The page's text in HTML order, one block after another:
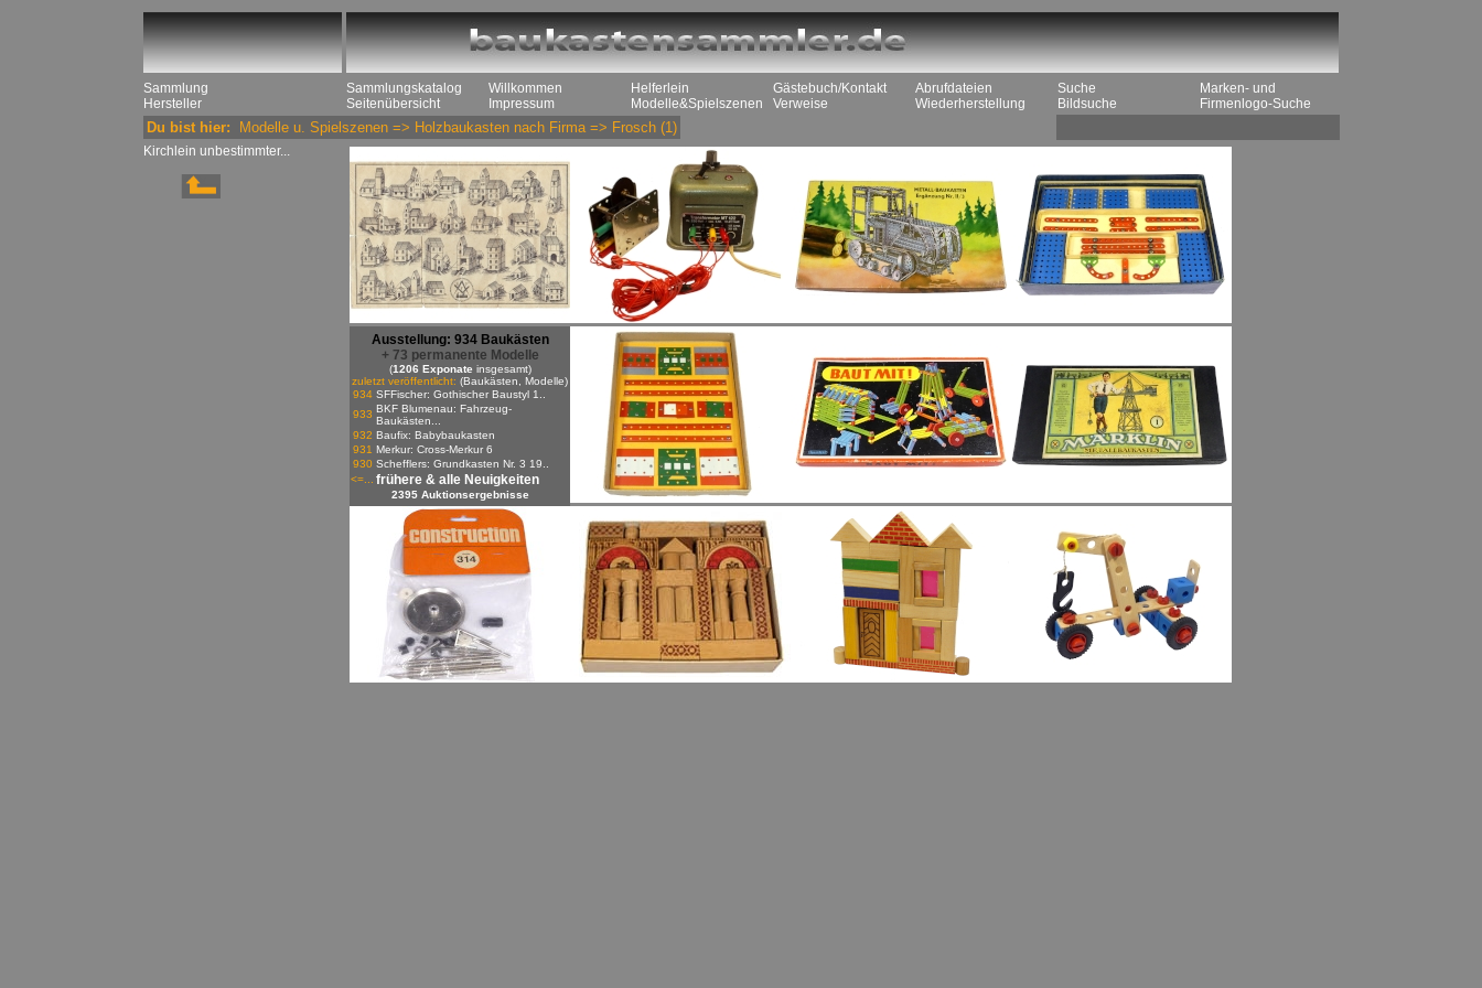
Sammlung
Hersteller
Sammlungskatalog
Seitenübersicht
Willkommen
Impressum
Helferlein
Modelle&Spielszenen
Gästebuch/Kontakt
Verweise
Abrufdateien
Wiederherstellung
Suche
Bildsuche
Marken- und
Firmenlogo-Suche
Du bist hier: Modelle u. Spielszenen => Holzbaukasten nach Firma => Frosch (1)
Kirchlein unbestimmter...
Ausstellung: 934 Baukästen
+ 73 permanente Modelle
(1206 Exponate insgesamt)
zuletzt veröffentlicht: (Baukästen, Modelle)
934 SFFischer: Gothischer Baustyl 1..
933 BKF Blumenau: Fahrzeug-
Baukästen...
932 Baufix: Babybaukasten
931 Merkur: Cross-Merkur 6
930 Schefflers: Grundkasten Nr. 3 19..
<=...
frühere & alle Neuigkeiten
2395 Auktionsergebnisse